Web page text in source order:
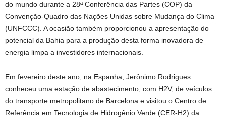
do mundo durante a 28ª Conferência das Partes (COP) da
Convenção-Quadro das Nações Unidas sobre Mudança do Clima
(UNFCCC). A ocasião também proporcionou a apresentação do
potencial da Bahia para a produção desta forma inovadora de
energia limpa a investidores internacionais.
Em fevereiro deste ano, na Espanha, Jerônimo Rodrigues
conheceu uma estação de abastecimento, com H2V, de veículos
do transporte metropolitano de Barcelona e visitou o Centro de
Referência em Tecnologia de Hidrogênio Verde (CER-H2) da